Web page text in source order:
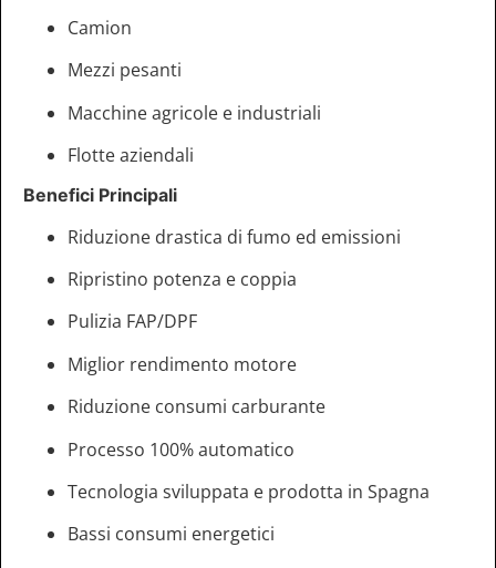
Camion
Mezzi pesanti
Macchine agricole e industriali
Flotte aziendali
Benefici Principali
Riduzione drastica di fumo ed emissioni
Ripristino potenza e coppia
Pulizia FAP/DPF
Miglior rendimento motore
Riduzione consumi carburante
Processo 100% automatico
Tecnologia sviluppata e prodotta in Spagna
Bassi consumi energetici